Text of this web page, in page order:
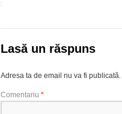
Lasă un răspuns
Adresa ta de email nu va fi publicată.
Comentariu *